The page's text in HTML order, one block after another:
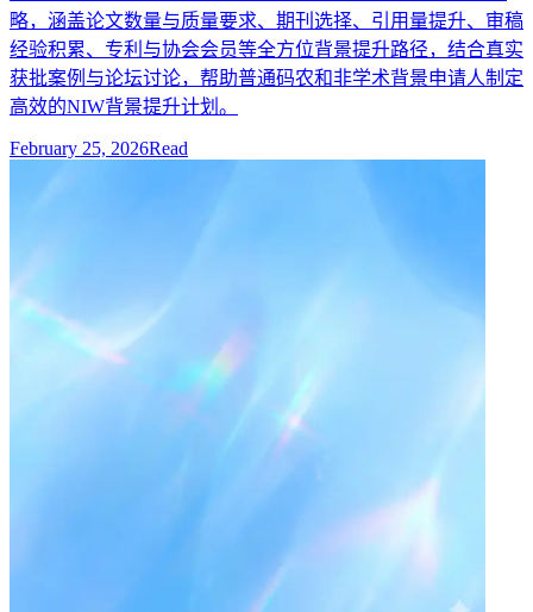
略，涵盖论文数量与质量要求、期刊选择、引用量提升、审稿
经验积累、专利与协会会员等全方位背景提升路径，结合真实
获批案例与论坛讨论，帮助普通码农和非学术背景申请人制定
高效的NIW背景提升计划。
February 25, 2026Read